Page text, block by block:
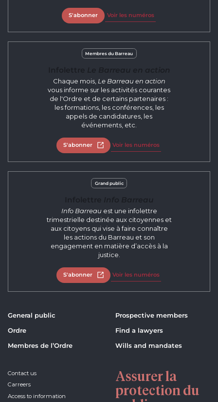
S'abonner Voir les numéros
Membres du Barreau
Chaque mois, Le Barreau en action
vous informe sur les activités courantes
de l'Ordre et de certains partenaires :
les formations, les conférences, les
appels de candidatures, les
événements, etc.
S'abonner Open in new tab
Voir les numéros
Grand public
Info Barreau est une infolettre
trimestrielle destinée aux citoyennes et
aux citoyens qui vise à faire connaître
les actions du Barreau et son
engagement en matière d’accès à la
justice.
S'abonner Open in new tab
Voir les numéros
General public
Ordre
Membres de l’Ordre
Prospective members
Find a lawyers
Wills and mandates
Contact us
Carreers
Access to information
Assurer la
protection du